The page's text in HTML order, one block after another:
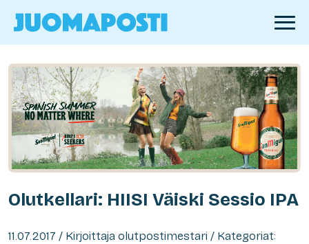
Olutkellari: HIISI Väiski Sessio IPA
11.07.2017 / Kirjoittaja olutpostimestari / Kategoriat: